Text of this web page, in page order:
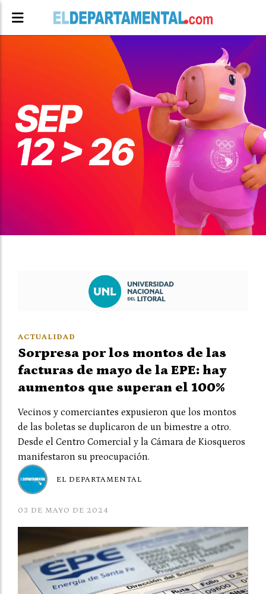
Sorpresa por los montos de las
facturas de mayo de la EPE: hay
aumentos que superan el 100%
Vecinos y comerciantes expusieron que los montos
de las boletas se duplicaron de un bimestre a otro.
Desde el Centro Comercial y la Cámara de Kiosqueros
manifestaron su preocupación.
ACTUALIDAD
03 DE MAYO DE 2024
EL DEPARTAMENTAL